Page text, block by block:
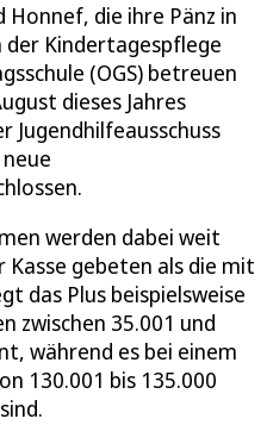
Honnef, die ihre Pänz in
Kindertagespflege
(OGS) betreuen
dieses Jahres
Jugendhilfeausschuss
werden dabei weit
gebeten als die mit
das Plus beispielsweise
zwischen 35.001 und
während es bei einem
130.001 bis 135.000